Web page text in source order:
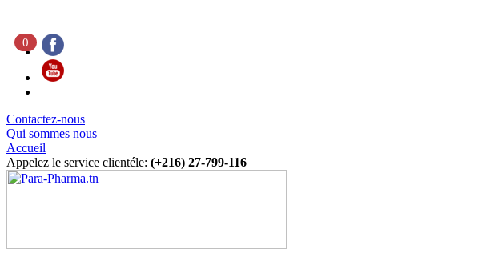
Contactez-nous
Qui sommes nous
Accueil
Appelez le service clientéle: (+216) 27-799-116
0